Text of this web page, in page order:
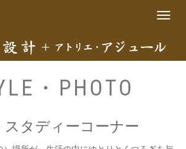
Toggle
・PHOTO
スタディーコーナー